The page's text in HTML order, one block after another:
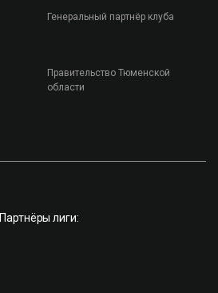
Генеральный партнёр клуба
Правительство Тюменской
области
Партнёры лиги: